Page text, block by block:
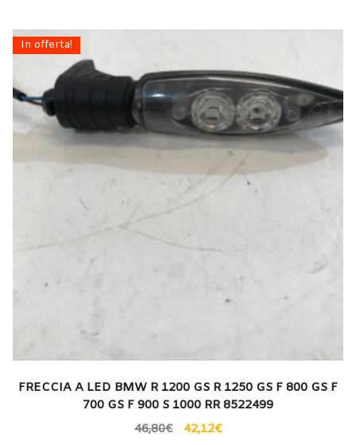
In offerta!
FRECCIA A LED BMW R 1200 GS R 1250 GS F 800 GS F
700 GS F 900 S 1000 RR 8522499
46,80€ 42,12€